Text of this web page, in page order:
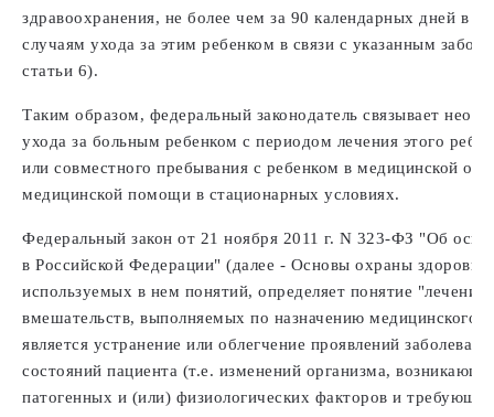
здравоохранения, не более чем за 90 календарных дней в
случаям ухода за этим ребенком в связи с указанным
статьи 6).
Таким образом, федеральный законодатель связывает
ухода за больным ребенком с периодом лечения этого
или совместного пребывания с ребенком в медицинской
медицинской помощи в стационарных условиях.
Федеральный закон от 21 ноября 2011 г. N 323-ФЗ "Об
в Российской Федерации" (далее - Основы охраны
используемых в нем понятий, определяет понятие
вмешательств, выполняемых по назначению медицинского
является устранение или облегчение проявлений
состояний пациента (т.е. изменений организма,
патогенных и (или) физиологических факторов и